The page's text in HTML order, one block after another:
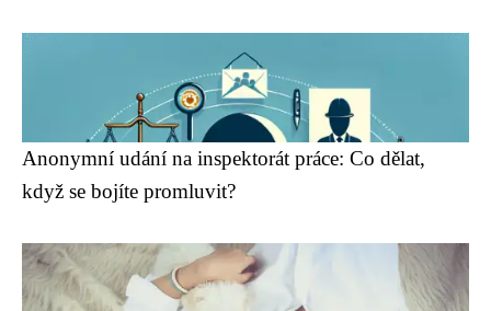
Anonymní udání na inspektorát práce: Co dělat,
když se bojíte promluvit?